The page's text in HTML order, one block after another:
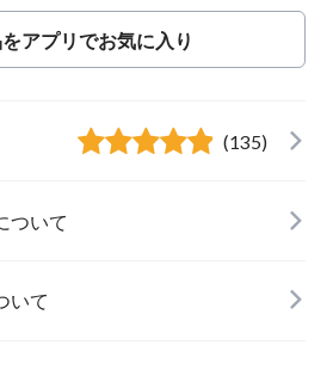
アプリでお気に入り
(135)
ついて
いて